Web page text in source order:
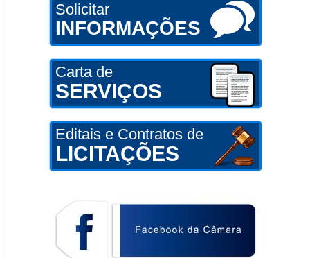
Solicitar
INFORMAÇÕES
Carta de
SERVIÇOS
Editais e Contratos de
LICITAÇÕES